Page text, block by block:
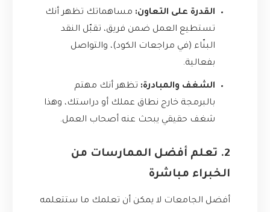
القدرة على التعاون: مساهماتك تظهر أنك
تستطيع العمل ضمن فريق، تقبّل النقد
البنّاء (في مراجعات الكود)، والتواصل
بفعالية.
الشغف والمبادرة: تظهر أنك مهتم
بالبرمجة خارج نطاق عملك أو دراستك، وهذا
شغف حقيقي يبحث عنه أصحاب العمل.
2. تعلم أفضل الممارسات من
الخبراء مباشرة
أفضل الجامعات لا يمكن أن تعلمك ما ستتعلمه